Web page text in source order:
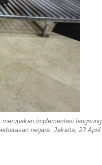
implementasi langsung
negara. Jakarta, 23 April